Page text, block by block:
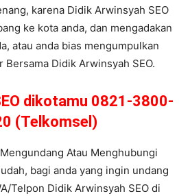
karena Didik Arwinsyah SEO
ke kota anda, dan mengadakan
atau anda bias mengumpulkan
Didik Arwinsyah SEO.
dikotamu 0821-3800-
(Telkomsel)
Atau Menghubungi
bagi anda yang ingin undang
Telpon Didik Arwinsyah SEO di